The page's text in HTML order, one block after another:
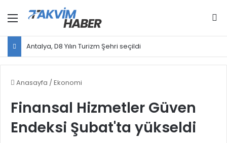
Menü
Antalya, D8 Yılın Turizm Şehri seçildi
Anasayfa / Ekonomi
Finansal Hizmetler Güven
Endeksi Şubat'ta yükseldi